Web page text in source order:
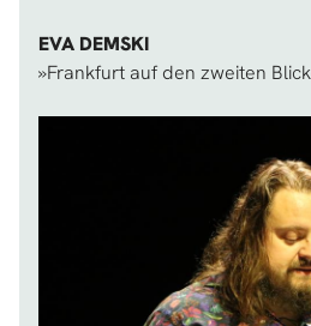
EVA DEMSKI
»Frankfurt auf den zweiten